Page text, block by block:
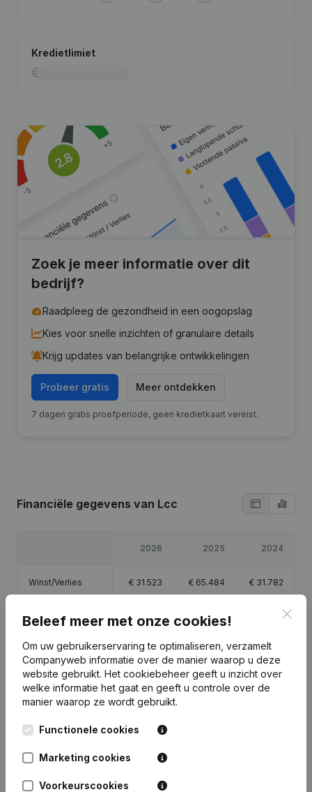
Kredietlimiet
Zoek je meer informatie over dit
bedrijf?
Raadpleeg de gezondheid in een oogopslag
Kies voor snelle inzichten of granulaire details
Krijg updates van belangrijke ontwikkelingen
Probeer gratis Meer ontdekken
7 dagen gratis proefperiode, geen kredietkaart vereist.
Financiële gegevens van Lcc
2026 2025 2024
Winst/Verlies € 31.523 € 65.484 € 31.782
Eigen vermogen € 132.123 € 100.600 35.949
Brutomarge €45.345 €87.672 €46.583
Publicatiesvan Lcc
Beleef meer met onze cookies!
Om uw gebruikerservaring te optimaliseren, verzamelt
Companyweb informatie over de manier waarop u deze
website gebruikt. Het cookiebeheer geeft u inzicht over
welke informatie het gaat en geeft u controle over de
manier waarop ze wordt gebruikt.
Functionele cookies
Marketing cookies
Voorkeurscookies